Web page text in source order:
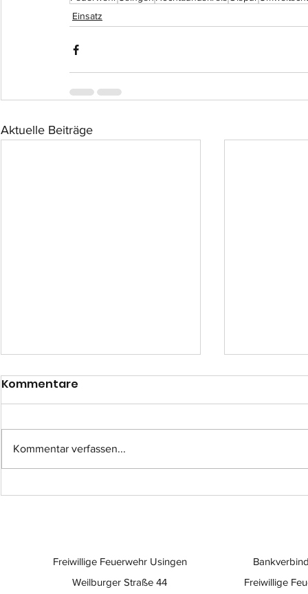
Einsatz
Aktuelle Beiträge
Einsatz-Nr.: 057
Kommentare
Kommentar verfassen...
Freiwillige
Freiwillige Feuerwehr Usingen
Weilburger Straße 44